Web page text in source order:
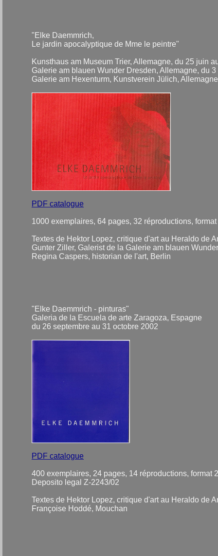
"Elke Daemmrich,
Le jardin apocalyptique de Mme le peintre"
Kunsthaus am Museum Trier, Allemagne, du 25 juin
Galerie am blauen Wunder Dresden, Allemagne, du
Galerie am Hexenturm, Kunstverein Jülich,
PDF catalogue
1000 exemplaires, 64 pages, 32 réproductions,
Textes de Hektor Lopez, critique d'art au Heraldo de
Gunter Ziller, Galerist de la Galerie am blauen
Regina Caspers, historian de l'art, Berlin
"Elke Daemmrich - pinturas"
Galeria de la Escuela de arte Zaragoza, Espagne
du 26 septembre au 31 octobre 2002
PDF catalogue
400 exemplaires, 24 pages, 14 réproductions, format
Deposito legal Z-2243/02
Textes de Hektor Lopez, critique d'art au Heraldo de
Françoise Hoddé, Mouchan